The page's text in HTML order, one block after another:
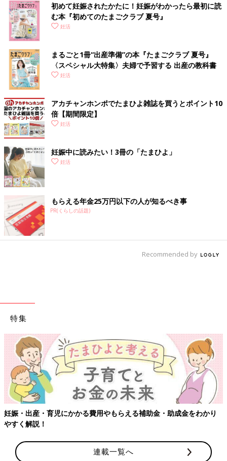
初めて妊娠されたかたに！妊娠がわかったら最初に読
む本『初めてのたまごクラブ 夏号』
妊活
まるごと1冊“出産準備”の本『たまごクラブ 夏号』
〈スペシャル大特集〉夫婦で予習する 出産の教科書
妊活
アカチャンホンポでたまひよ雑誌を買うとポイント10
倍【期間限定】
妊活
妊娠中に読みたい！3冊の「たまひよ」
妊活
もらえる年金25万円以下の人が知るべき事
PR(くらしの話題)
Recommended by
特集
【ワクチン接種できるものも】妊婦の感染症対策、知っておいて！
連載一覧へ